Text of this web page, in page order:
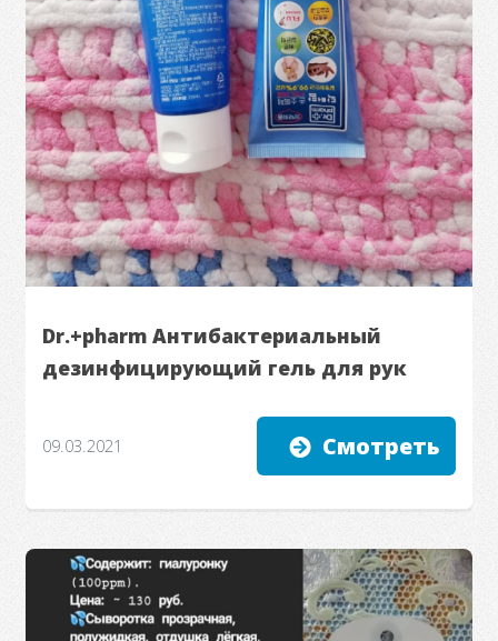
Dr.+pharm Антибактериальный
дезинфицирующий гель для рук
09.03.2021 Смотреть